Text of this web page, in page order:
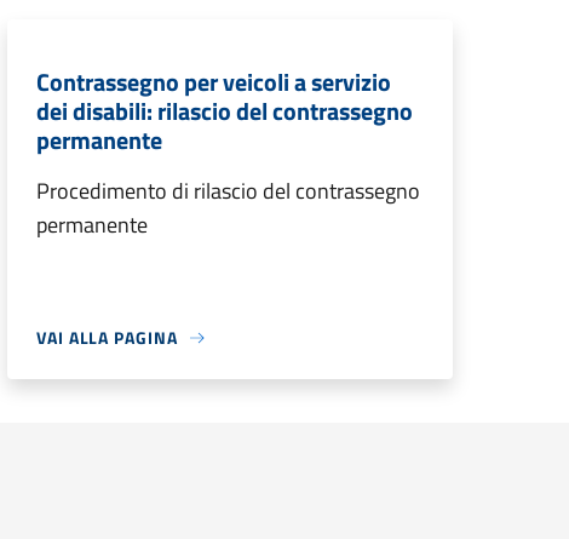
Contrassegno per veicoli a servizio
dei disabili: rilascio del contrassegno
permanente
Procedimento di rilascio del contrassegno
permanente
VAI ALLA PAGINA